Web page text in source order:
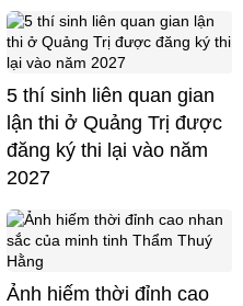
5 thí sinh liên quan gian
lận thi ở Quảng Trị được
đăng ký thi lại vào năm
2027
Ảnh hiếm thời đỉnh cao